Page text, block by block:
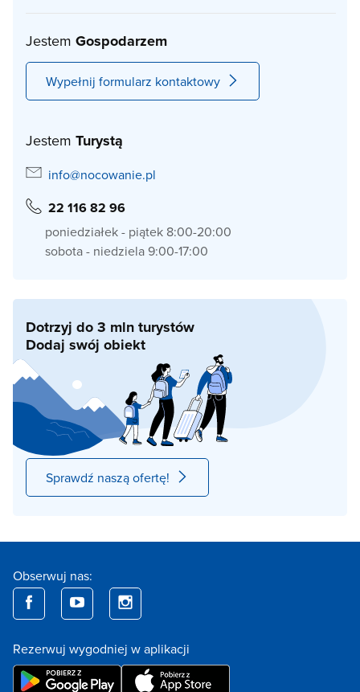
Jestem Gospodarzem
Wypełnij formularz kontaktowy
Jestem Turystą
info@nocowanie.pl
22 116 82 96
poniedziałek - piątek 8:00-20:00
sobota - niedziela 9:00-17:00
Dotrzyj do 3 mln turystów
Dodaj swój obiekt
Sprawdź naszą ofertę!
Obserwuj nas:
Rezerwuj wygodniej w aplikacji